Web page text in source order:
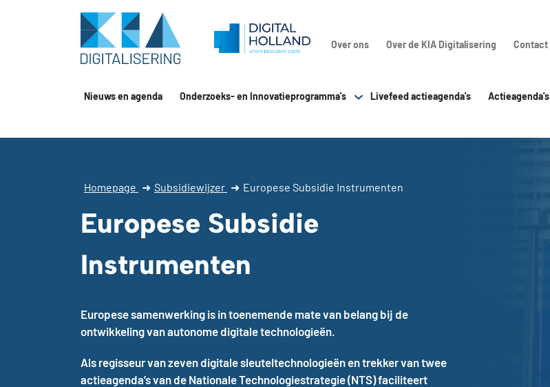
Over ons Over de KIA Digitalisering Contact
Nieuws en agenda Onderzoeks- en Innovatieprogramma's Livefeed actieagenda's Actieagenda's
Homepage ➜ Subsidiewijzer ➜ Europese Subsidie Instrumenten
Europese Subsidie
Instrumenten
Europese samenwerking is in toenemende mate van belang bij de
ontwikkeling van autonome digitale technologieën.
Als regisseur van zeven digitale sleuteltechnologieën en trekker van twee
actieagenda’s van de Nationale Technologiestrategie (NTS) faciliteert